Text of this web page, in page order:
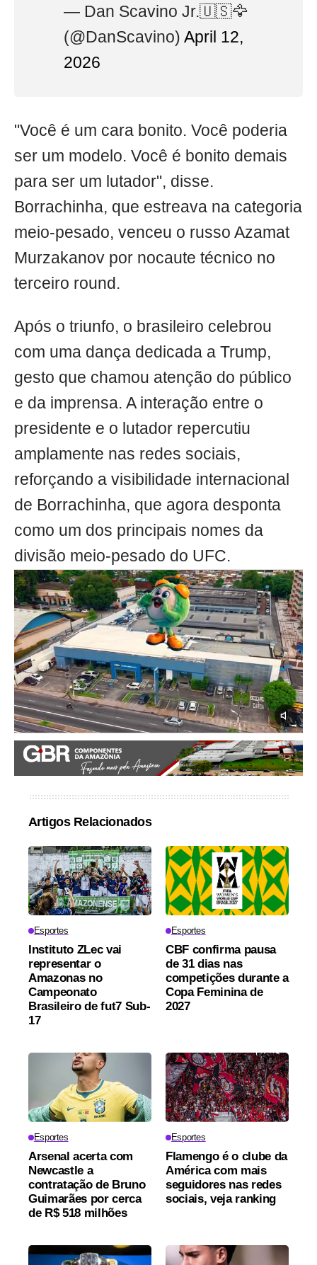
— Dan Scavino Jr.🇺🇸🦅
(@DanScavino) April 12,
2026
"Você é um cara bonito. Você poderia
ser um modelo. Você é bonito demais
para ser um lutador", disse.
Borrachinha, que estreava na categoria
meio-pesado, venceu o russo Azamat
Murzakanov por nocaute técnico no
terceiro round.
Após o triunfo, o brasileiro celebrou
com uma dança dedicada a Trump,
gesto que chamou atenção do público
e da imprensa. A interação entre o
presidente e o lutador repercutiu
amplamente nas redes sociais,
reforçando a visibilidade internacional
de Borrachinha, que agora desponta
como um dos principais nomes da
divisão meio-pesado do UFC.
Artigos Relacionados
Esportes
Instituto ZLec vai
representar o
Amazonas no
Campeonato
Brasileiro de fut7 Sub-
17
Esportes
CBF confirma pausa
de 31 dias nas
competições durante a
Copa Feminina de
2027
Esportes
Arsenal acerta com
Newcastle a
contratação de Bruno
Guimarães por cerca
de R$ 518 milhões
Esportes
Flamengo é o clube da
América com mais
seguidores nas redes
sociais, veja ranking